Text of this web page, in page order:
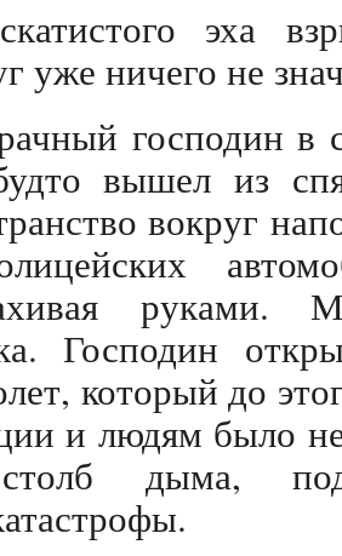
эха
уже ничего не
господин в
вышел из
вокруг
руками.
Господин
который до
и людям было
дыма,